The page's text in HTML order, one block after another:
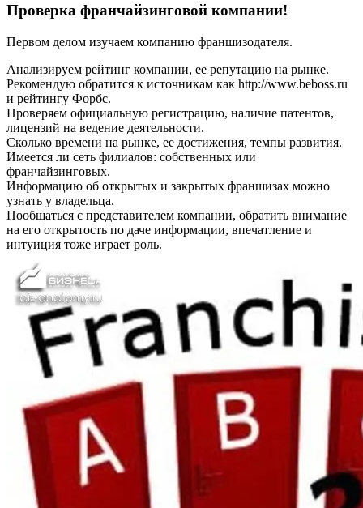
Проверка франчайзинговой компании!
Первом делом изучаем компанию франшизодателя.
Анализируем рейтинг компании, ее репутацию на рынке.
Рекомендую обратится к источникам как http://www.beboss.ru
и рейтингу Форбс.
Проверяем официальную регистрацию, наличие патентов,
лицензий на ведение деятельности.
Сколько времени на рынке, ее достижения, темпы развития.
Имеется ли сеть филиалов: собственных или
франчайзинговых.
Информацию об открытых и закрытых франшизах можно
узнать у владельца.
Пообщаться с представителем компании, обратить внимание
на его открытость по даче информации, впечатление и
интуиция тоже играет роль.